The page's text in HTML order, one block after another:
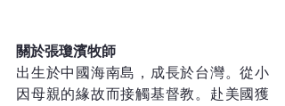
關於張瓊濱牧師
出生於中國海南島，成長於台灣。從小
因母親的緣故而接觸基督教。赴美國獲